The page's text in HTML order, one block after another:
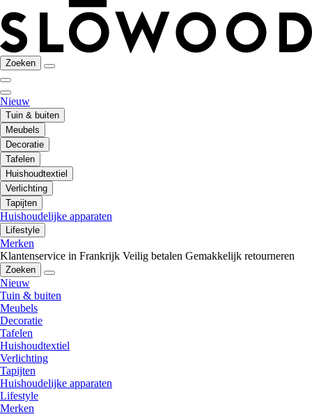
Zoeken
Nieuw
Tuin & buiten
Meubels
Decoratie
Tafelen
Huishoudtextiel
Verlichting
Tapijten
Huishoudelijke apparaten
Lifestyle
Merken
Klantenservice in Frankrijk Veilig betalen Gemakkelijk retourneren
Zoeken
Nieuw
Tuin & buiten
Meubels
Decoratie
Tafelen
Huishoudtextiel
Verlichting
Tapijten
Huishoudelijke apparaten
Lifestyle
Merken